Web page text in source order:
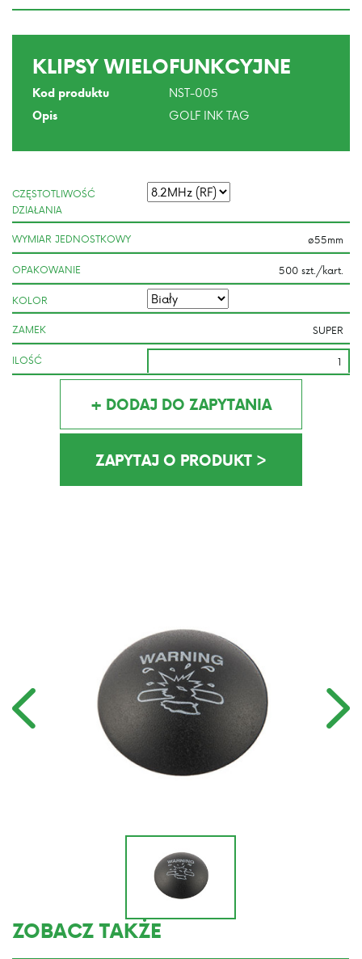
KLIPSY WIELOFUNKCYJNE
Kod produktu NST-005
Opis GOLF INK TAG
CZĘSTOTLIWOŚĆ
DZIAŁANIA
WYMIAR JEDNOSTKOWY
OPAKOWANIE
KOLOR
ZAMEK
ILOŚĆ
+ DODAJ DO ZAPYTANIA
ZOBACZ TAKŻE